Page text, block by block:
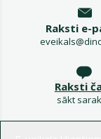
Raksti e-
Raksti
sākt